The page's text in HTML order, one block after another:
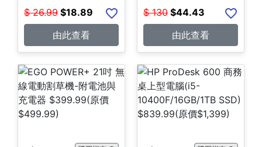
$ 26.99 $18.89
由此查看
$ 130 $44.43
由此查看